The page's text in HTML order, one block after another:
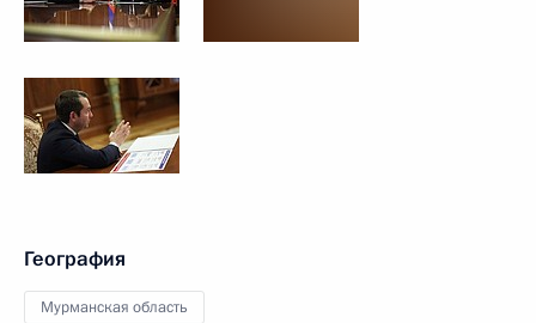
География
Мурманская область